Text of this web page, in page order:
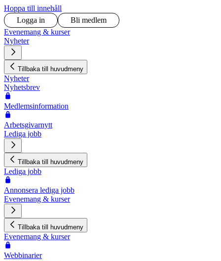
Hoppa till innehåll
Logga in
Bli medlem
Evenemang & kurser
Nyheter
Tillbaka till huvudmeny
Nyheter
Nyhetsbrev
Medlemsinformation
Arbetsgivarnytt
Lediga jobb
Tillbaka till huvudmeny
Lediga jobb
Annonsera lediga jobb
Evenemang & kurser
Tillbaka till huvudmeny
Evenemang & kurser
Webbinarier